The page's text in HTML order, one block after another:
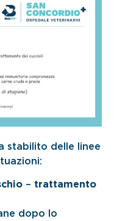
stabilito delle linee
– trattamento
dopo lo